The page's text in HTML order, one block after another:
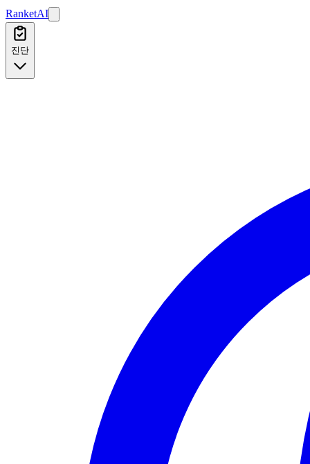
본문으로 건너뛰기
RanketAI
진단